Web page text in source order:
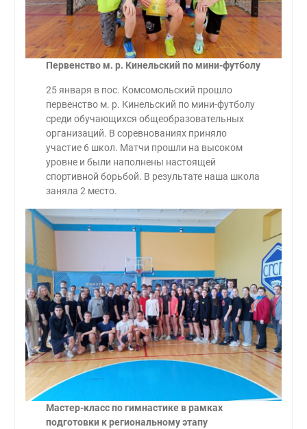
Первенство м. р. Кинельский по мини-футболу
25 января в пос. Комсомольский прошло
первенство м. р. Кинельский по мини-футболу
среди обучающихся общеобразовательных
организаций. В соревнованиях приняло
участие 6 школ. Матчи прошли на высоком
уровне и были наполнены настоящей
спортивной борьбой. В результате наша школа
заняла 2 место.
Мастер-класс по гимнастике в рамках
подготовки к региональному этапу